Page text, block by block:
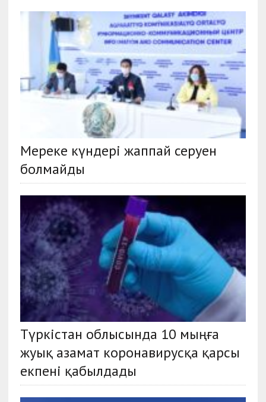
Мереке күндері жаппай серуен
болмайды
Түркістан облысында 10 мыңға
жуық азамат коронавирусқа қарсы
екпені қабылдады